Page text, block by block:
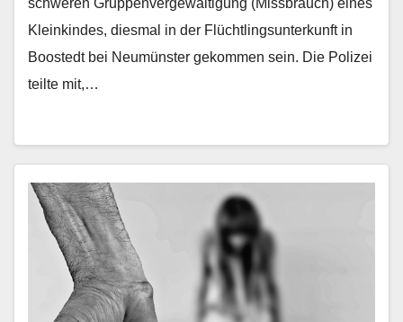
schweren Gruppenvergewaltigung (Missbrauch) eines
Kleinkindes, diesmal in der Flüchtlingsunterkunft in
Boostedt bei Neumünster gekommen sein. Die Polizei
teilte mit,…